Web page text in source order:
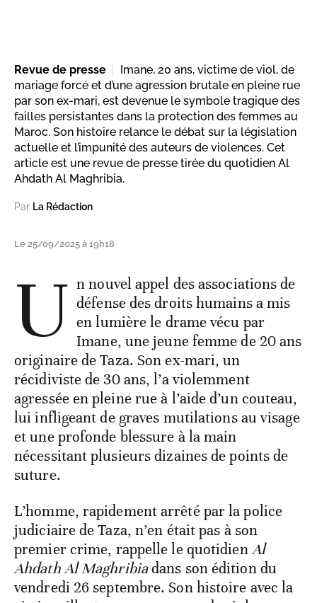
Revue de presse
Imane, 20 ans, victime de viol, de
mariage forcé et d’une agression brutale en pleine rue
par son ex-mari, est devenue le symbole tragique des
failles persistantes dans la protection des femmes au
Maroc. Son histoire relance le débat sur la législation
actuelle et l’impunité des auteurs de violences. Cet
article est une revue de presse tirée du quotidien Al
Ahdath Al Maghribia.
Par La Rédaction
Le 25/09/2025 à 19h18
U n nouvel appel des associations de
défense des droits humains a mis
en lumière le drame vécu par
Imane, une jeune femme de 20 ans
originaire de Taza. Son ex-mari, un
récidiviste de 30 ans, l’a violemment
agressée en pleine rue à l’aide d’un couteau,
lui infligeant de graves mutilations au visage
et une profonde blessure à la main
nécessitant plusieurs dizaines de points de
suture.
L’homme, rapidement arrêté par la police
judiciaire de Taza, n’en était pas à son
premier crime, rappelle le quotidienAl
Ahdath Al Maghribiadans son édition du
vendredi 26 septembre. Son histoire avec la